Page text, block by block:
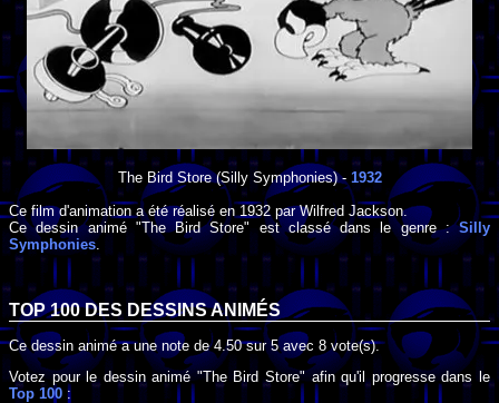
The Bird Store(Silly Symphonies) - 1932
Ce film d'animation a été réalisé en 1932 parWilfred Jackson.
Ce dessin animé "The Bird Store" est classé dans le genre :Silly
Symphonies.
TOP 100 DES DESSINS ANIMÉS
Ce dessin animé a une note de4.50sur5avec 8 vote(s).
Votez pour le dessin animé "The Bird Store" afin qu'il progresse dans le
Top 100 :